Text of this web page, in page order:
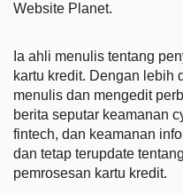
Website Planet.
Ia ahli menulis tentang
kartu kredit. Dengan lebih
menulis dan mengedit
berita seputar keamanan
fintech, dan keamanan
dan tetap terupdate
pemrosesan kartu kredit.